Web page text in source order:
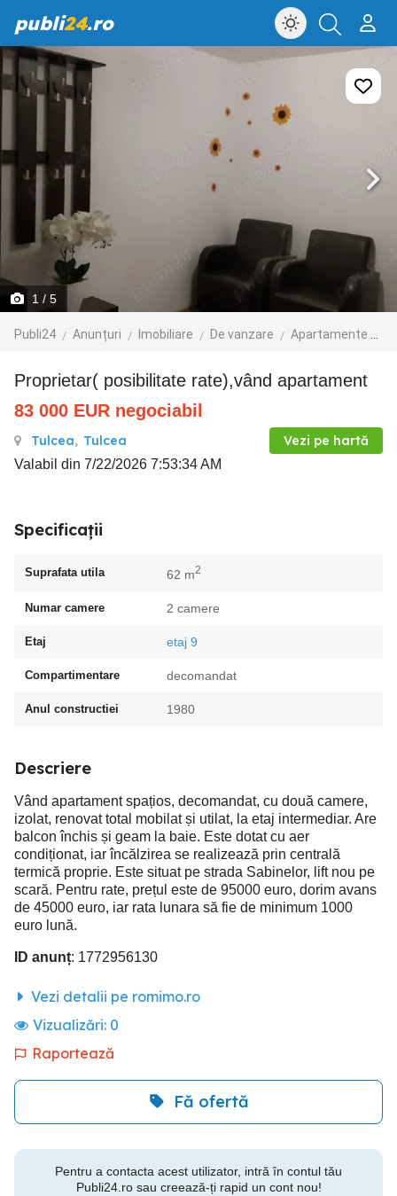
publi24.ro
1 / 5
Publi24 Anunțuri Imobiliare De vanzare Apartamente de vanzare
Proprietar( posibilitate rate),vând apartament
83 000 EUR negociabil
Tulcea, Tulcea Vezi pe hartă
Valabil din 7/22/2026 7:53:34 AM
Specificații
Suprafata utila 62 m2
Numar camere 2 camere
Etaj etaj 9
Compartimentare decomandat
Anul constructiei 1980
Descriere
Vând apartament spațios, decomandat, cu două camere,
izolat, renovat total mobilat și utilat, la etaj intermediar. Are
balcon închis și geam la baie. Este dotat cu aer
condiționat, iar încălzirea se realizează prin centrală
termică proprie. Este situat pe strada Sabinelor, lift nou pe
scară. Pentru rate, prețul este de 95000 euro, dorim avans
de 45000 euro, iar rata lunara să fie de minimum 1000
euro lună.
ID anunț: 1772956130
Vezi detalii pe romimo.ro
Vizualizări: 0
Raportează
Fă ofertă
Pentru a contacta acest utilizator, intră în contul tău
Publi24.ro sau creează-ți rapid un cont nou!